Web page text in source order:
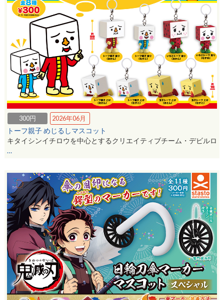
300円 2026年06月
トーフ親子 めじるしマスコット
キタイシンイチロウを中心とするクリエイティブチーム・デビルロ
…